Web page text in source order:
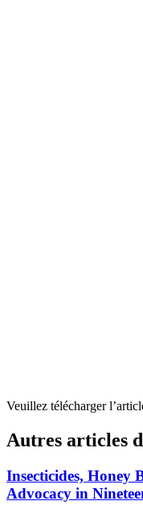
Veuillez télécharger
Autres articles
Insecticides, Honey
Advocacy in